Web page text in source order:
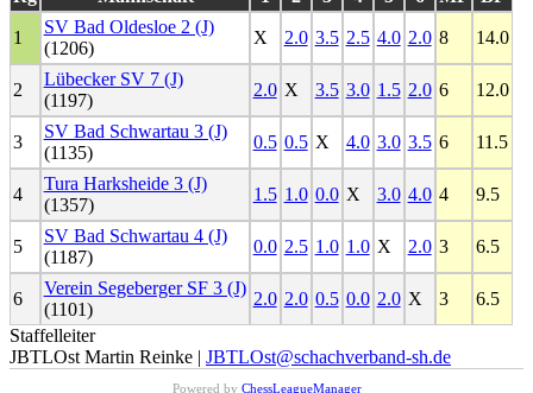
1
SV Bad Oldesloe 2 (J)
(1206)
X 2.0 3.5 2.5 4.0 2.0 8 14.0
2
Lübecker SV 7 (J)
(1197)
2.0 X 3.5 3.0 1.5 2.0 6 12.0
3
SV Bad Schwartau 3 (J)
(1135)
0.5 0.5 X 4.0 3.0 3.5 6 11.5
4
Tura Harksheide 3 (J)
(1357)
1.5 1.0 0.0 X 3.0 4.0 4 9.5
5
SV Bad Schwartau 4 (J)
(1187)
0.0 2.5 1.0 1.0 X 2.0 3 6.5
6
Verein Segeberger SF 3 (J)
(1101)
2.0 2.0 0.5 0.0 2.0 X 3
6.5
Staffelleiter
JBTLOst Martin Reinke | JBTLOst@schachverband-sh.de
Powered by ChessLeagueManager